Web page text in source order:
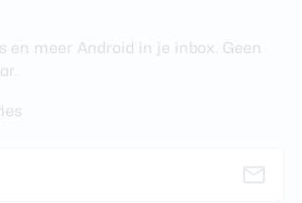
en meer Android in je inbox. Geen